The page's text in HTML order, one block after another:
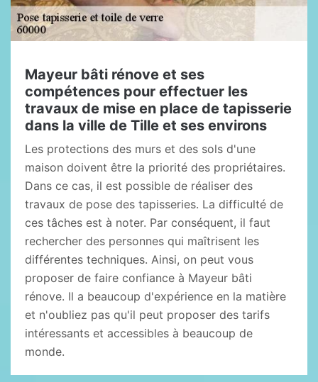
Mayeur bâti rénove et ses
compétences pour effectuer les
travaux de mise en place de tapisserie
dans la ville de Tille et ses environs
Les protections des murs et des sols d'une
maison doivent être la priorité des propriétaires.
Dans ce cas, il est possible de réaliser des
travaux de pose des tapisseries. La difficulté de
ces tâches est à noter. Par conséquent, il faut
rechercher des personnes qui maîtrisent les
différentes techniques. Ainsi, on peut vous
proposer de faire confiance à Mayeur bâti
rénove. Il a beaucoup d'expérience en la matière
et n'oubliez pas qu'il peut proposer des tarifs
intéressants et accessibles à beaucoup de
monde.